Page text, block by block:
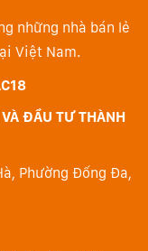
những nhà bán lẻ
Việt Nam.
ĐẦU TƯ THÀNH
Phường Đống Đa,